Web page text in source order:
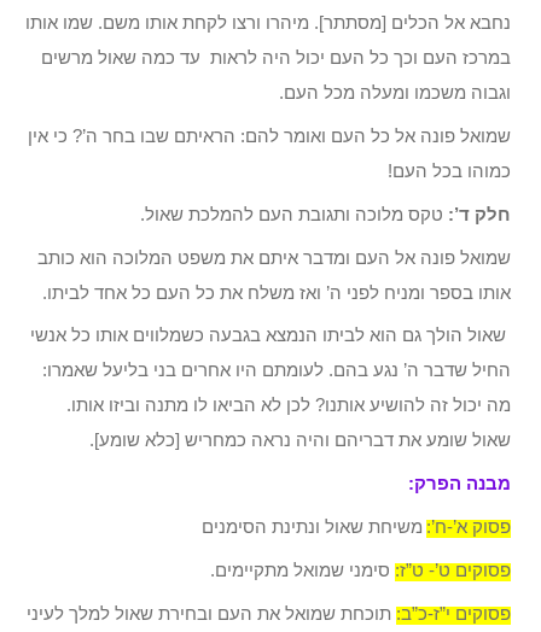
נחבא אל הכלים [מסתתר]. מיהרו ורצו לקחת אותו משם. שמו אותו
במרכז העם וכך כל העם יכול היה לראות עד כמה שאול מרשים
וגבוה משכמו ומעלה מכל העם.
שמואל פונה אל כל העם ואומר להם: הראיתם שבו בחר ה’? כי אין
כמוהו בכל העם!
חלק ד’: טקס מלוכה ותגובת העם להמלכת שאול.
שמואל פונה אל העם ומדבר איתם את משפט המלוכה הוא כותב
אותו בספר ומניח לפני ה’ ואז משלח את כל העם כל אחד לביתו.
שאול הולך גם הוא לביתו הנמצא בגבעה כשמלווים אותו כל אנשי
החיל שדבר ה’ נגע בהם. לעומתם היו אחרים בני בליעל שאמרו:
מה יכול זה להושיע אותנו? לכן לא הביאו לו מתנה וביזו אותו.
שאול שומע את דבריהם והיה נראה כמחריש [כלא שומע].
מבנה הפרק:
פסוק א’-ח’: משיחת שאול ונתינת הסימנים
פסוקים ט’- ט”ז: סימני שמואל מתקיימים.
פסוקים י”ז-כ”ב: תוכחת שמואל את העם ובחירת שאול למלך לעיני